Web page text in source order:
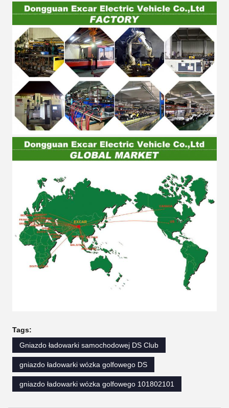
Tags:
Gniazdo ładowarki samochodowej DS Club
gniazdo ładowarki wózka golfowego DS
gniazdo ładowarki wózka golfowego 101802101